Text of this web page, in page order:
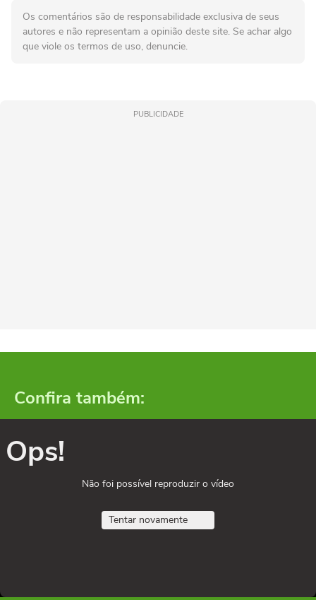
Os comentários são de responsabilidade exclusiva de seus
autores e não representam a opinião deste site. Se achar algo
que viole os termos de uso, denuncie.
PUBLICIDADE
Confira também:
Ops!
Não foi possível reproduzir o vídeo
Tentar novamente